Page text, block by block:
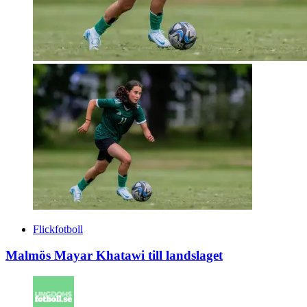
Flickfotboll
Malmös Mayar Khatawi till landslaget